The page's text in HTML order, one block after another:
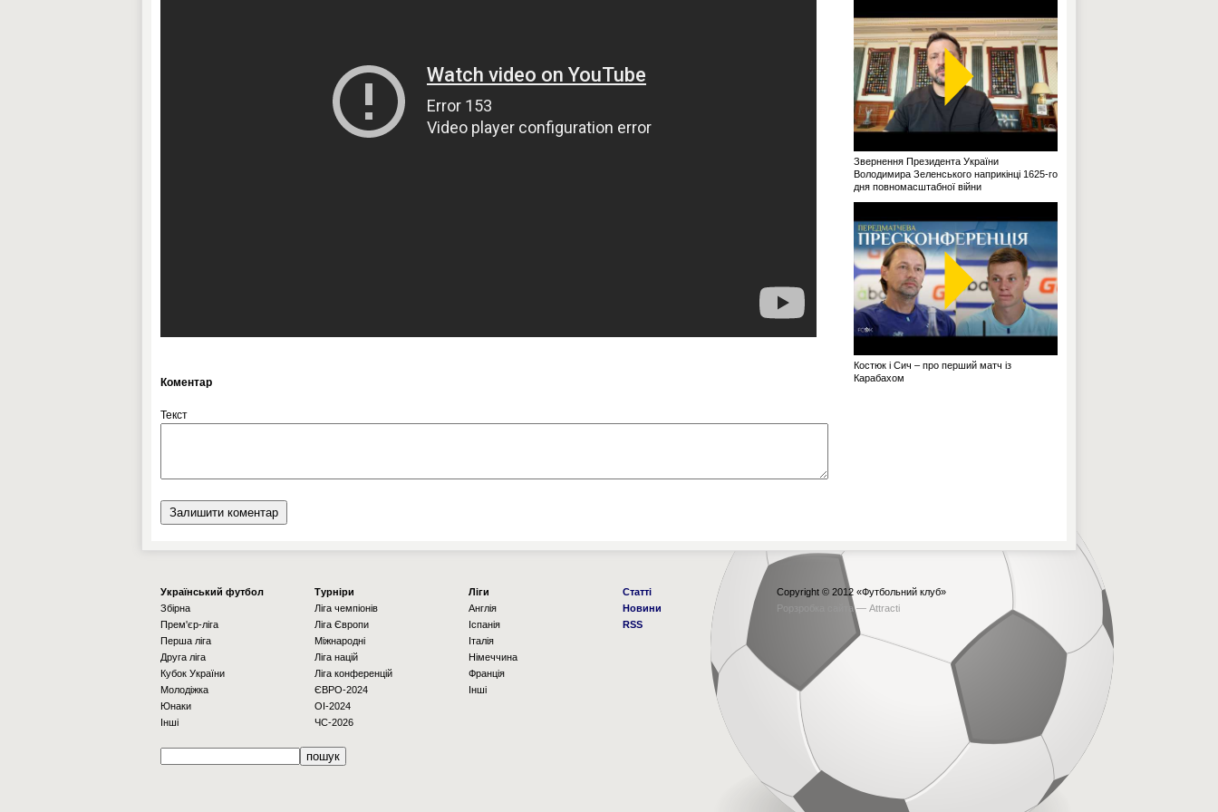
Коментар
Текст
Звернення Президента України
Володимира Зеленського наприкінці 1625-го
дня повномасштабної війни
Костюк і Сич – про перший матч із
Карабахом
Українcький футбол
Збірна
Прем'єр-ліга
Перша ліга
Друга ліга
Кубок України
Молодіжка
Юнаки
Інші
Турніри
Ліга чемпіонів
Ліга Європи
Міжнародні
Ліга націй
Ліга конференцій
ЄВРО-2024
OI-2024
ЧС-2026
Ліги
Англія
Іспанія
Італія
Німеччина
Франція
Інші
Статті
Новини
RSS
Copyright © 2012 «Футбольний клуб»
Рорзробка сайта — Attracti